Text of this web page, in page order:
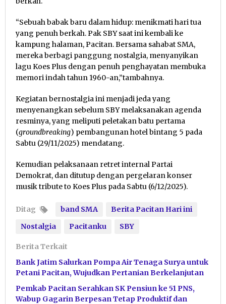
“Sebuah babak baru dalam hidup: menikmati hari tua
yang penuh berkah. Pak SBY saat ini kembali ke
kampung halaman, Pacitan. Bersama sahabat SMA,
mereka berbagi panggung nostalgia, menyanyikan
lagu Koes Plus dengan penuh penghayatan membuka
memori indah tahun 1960-an,”tambahnya.
Kegiatan bernostalgia ini menjadi jeda yang
menyenangkan sebelum SBY melaksanakan agenda
resminya, yang meliputi peletakan batu pertama
(groundbreaking) pembangunan hotel bintang 5 pada
Sabtu (29/11/2025) mendatang.
Kemudian pelaksanaan retret internal Partai
Demokrat, dan ditutup dengan pergelaran konser
musik tribute to Koes Plus pada Sabtu (6/12/2025).
Ditag band SMA
Berita Pacitan Hari ini
Nostalgia
Pacitanku SBY
Berita Terkait
Bank Jatim Salurkan Pompa Air Tenaga Surya untuk
Petani Pacitan, Wujudkan Pertanian Berkelanjutan
Pemkab Pacitan Serahkan SK Pensiun ke 51 PNS,
Wabup Gagarin Berpesan Tetap Produktif dan